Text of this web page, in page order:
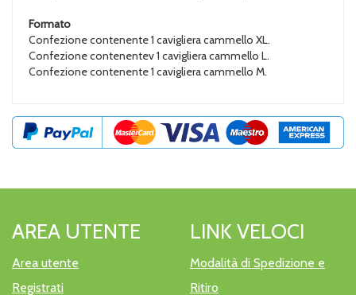
Formato
Confezione contenente 1 cavigliera cammello XL.
Confezione contenentev 1 cavigliera cammello L.
Confezione contenente 1 cavigliera cammello M.
AREA UTENTE
Area utente
Registrati
LINK VELOCI
Modalità di Spedizione e
Ritiro